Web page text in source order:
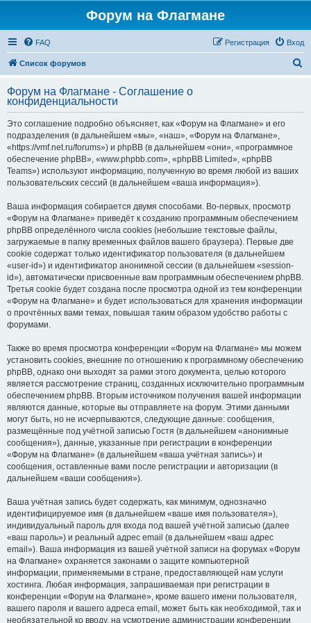
Форум на Флагмане
FAQ Вход
Регистрация
Список форумов
с
Форум на Флагмане - Соглашение о
конфиденциальности
Это соглашение подробно объясняет, как «Форум на Флагмане» и его
подразделения (в дальнейшем «мы», «наш», «Форум на Флагмане»,
«https://vmf.net.ru/forums») и phpBB (в дальнейшем «они», «программное
обеспечение phpBB», «www.phpbb.com», «phpBB Limited», «phpBB
Teams») используют информацию, полученную во время любой из ваших
пользовательских сессий (в дальнейшем «ваша информация»).
Ваша информация собирается двумя способами. Во-первых, просмотр
«Форум на Флагмане» приведёт к созданию программным обеспечением
phpBB определённого числа cookies (небольшие текстовые файлы,
загружаемые в папку временных файлов вашего браузера). Первые две
cookie содержат только идентификатор пользователя (в дальнейшем
«user-id») и идентификатор анонимной сессии (в дальнейшем «session-
id»), автоматически присвоенные вам программным обеспечением phpBB.
Третья cookie будет создана после просмотра одной из тем конференции
«Форум на Флагмане» и будет использоваться для хранения информации
о прочтённых вами темах, повышая таким образом удобство работы с
форумами.
Также во время просмотра конференции «Форум на Флагмане» мы можем
установить cookies, внешние по отношению к программному обеспечению
phpBB, однако они выходят за рамки этого документа, целью которого
является рассмотрение страниц, созданных исключительно программным
обеспечением phpBB. Вторым источником получения вашей информации
являются данные, которые вы отправляете на форум. Этими данными
могут быть, но не исчерпываются, следующие данные: сообщения,
размещённые под учётной записью Гостя (в дальнейшем «анонимные
сообщения»), данные, указанные при регистрации в конференции
«Форум на Флагмане» (в дальнейшем «ваша учётная запись») и
сообщения, оставленные вами после регистрации и авторизации (в
дальнейшем «ваши сообщения»).
Ваша учётная запись будет содержать, как минимум, однозначно
идентифицируемое имя (в дальнейшем «ваше имя пользователя»),
индивидуальный пароль для входа под вашей учётной записью (далее
«ваш пароль») и реальный адрес email (в дальнейшем «ваш адрес
email»). Ваша информация из вашей учётной записи на форумах «Форум
на Флагмане» охраняется законами о защите компьютерной
информации, применяемыми в стране, предоставляющей нам услуги
хостинга. Любая информация, запрашиваемая при регистрации в
конференции «Форум на Флагмане», кроме вашего имени пользователя,
вашего пароля и вашего адреса email, может быть как необходимой, так и
необязательной ко вводу, на усмотрение администрации конференции